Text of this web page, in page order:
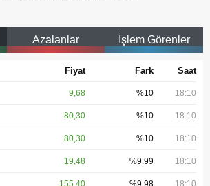
Azalanlar İşlem Görenler
Fiyat Fark Saat
9,68 %10 18:10
80,30 %10 18:10
80,30 %10 18:10
19,48 %9.99 18:10
155,40 %9.98 18:10